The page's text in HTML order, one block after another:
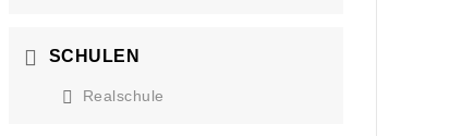
SCHULEN
Realschule